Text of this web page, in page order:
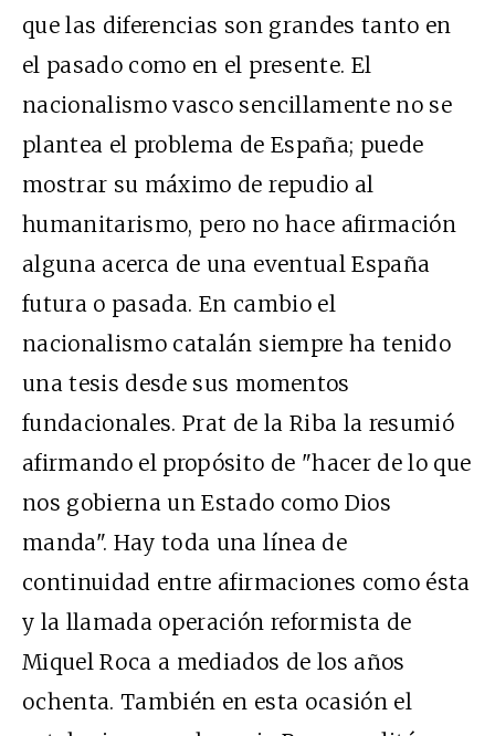
que las diferencias son grandes tanto en
el pasado como en el presente. El
nacionalismo vasco sencillamente no se
plantea el problema de España; puede
mostrar su máximo de repudio al
humanitarismo, pero no hace afirmación
alguna acerca de una eventual España
futura o pasada. En cambio el
nacionalismo catalán siempre ha tenido
una tesis desde sus momentos
fundacionales. Prat de la Riba la resumió
afirmando el propósito de "hacer de lo que
nos gobierna un Estado como Dios
manda". Hay toda una línea de
continuidad entre afirmaciones como ésta
y la llamada operación reformista de
Miquel Roca a mediados de los años
ochenta. También en esta ocasión el